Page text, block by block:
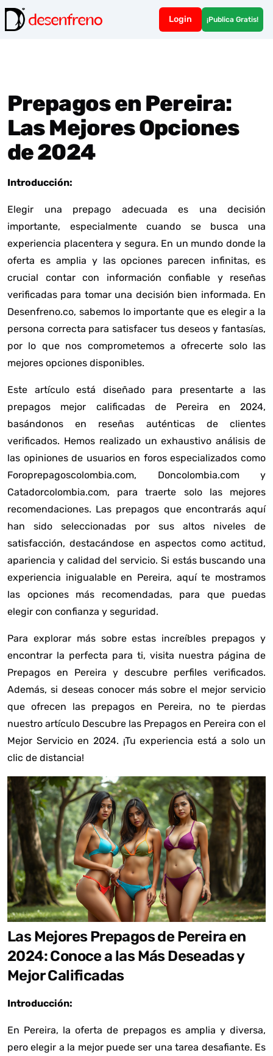
Login ¡Publica Gratis!
Prepagos en Pereira:
Las Mejores Opciones
de 2024
Introducción:
Elegir una prepago adecuada es una decisión
importante, especialmente cuando se busca una
experiencia placentera y segura. En un mundo donde la
oferta es amplia y las opciones parecen infinitas, es
crucial contar con información confiable y reseñas
verificadas para tomar una decisión bien informada. En
Desenfreno.co, sabemos lo importante que es elegir a la
persona correcta para satisfacer tus deseos y fantasías,
por lo que nos comprometemos a ofrecerte solo las
mejores opciones disponibles.
Este artículo está diseñado para presentarte a las
prepagos mejor calificadas de Pereira en 2024,
basándonos en reseñas auténticas de clientes
verificados. Hemos realizado un exhaustivo análisis de
las opiniones de usuarios en foros especializados como
Foroprepagoscolombia.com, Doncolombia.com y
Catadorcolombia.com, para traerte solo las mejores
recomendaciones. Las prepagos que encontrarás aquí
han sido seleccionadas por sus altos niveles de
satisfacción, destacándose en aspectos como actitud,
apariencia y calidad del servicio. Si estás buscando una
experiencia inigualable en Pereira, aquí te mostramos
las opciones más recomendadas, para que puedas
elegir con confianza y seguridad.
Para explorar más sobre estas increíbles prepagos y
encontrar la perfecta para ti, visita nuestra página de
Prepagos en Pereira y descubre perfiles verificados.
Además, si deseas conocer más sobre el mejor servicio
que ofrecen las prepagos en Pereira, no te pierdas
nuestro artículo Descubre las Prepagos en Pereira con el
Mejor Servicio en 2024. ¡Tu experiencia está a solo un
clic de distancia!
Las Mejores Prepagos de Pereira en
2024: Conoce a las Más Deseadas y
Mejor Calificadas
Introducción:
En Pereira, la oferta de prepagos es amplia y diversa,
pero elegir a la mejor puede ser una tarea desafiante. Es